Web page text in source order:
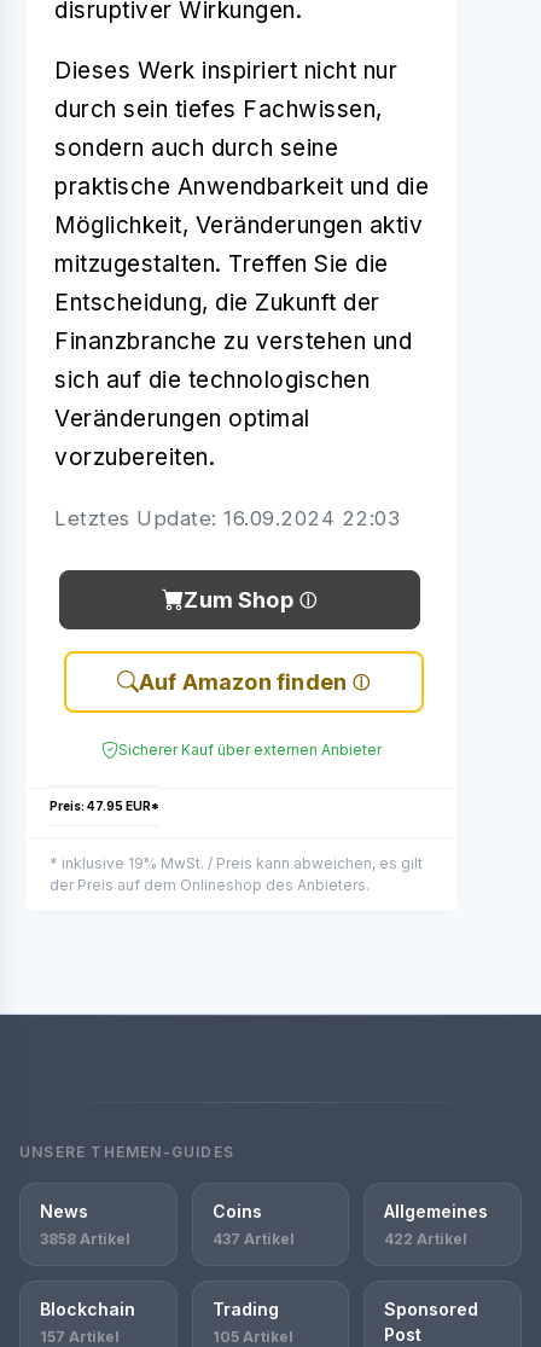
disruptiver Wirkungen.
Dieses Werk inspiriert nicht nur
durch sein tiefes Fachwissen,
sondern auch durch seine
praktische Anwendbarkeit und die
Möglichkeit, Veränderungen aktiv
mitzugestalten. Treffen Sie die
Entscheidung, die Zukunft der
Finanzbranche zu verstehen und
sich auf die technologischen
Veränderungen optimal
vorzubereiten.
Letztes Update: 16.09.2024 22:03
Zum Shop
Auf Amazon finden
Sicherer Kauf über externen Anbieter
Preis: 47.95 EUR*
* inklusive 19% MwSt. / Preis kann abweichen, es gilt
der Preis auf dem Onlineshop des Anbieters.
UNSERE THEMEN-GUIDES
News
3858 Artikel
Coins
437 Artikel
Allgemeines
422 Artikel
Blockchain
157 Artikel
Trading
105 Artikel
Sponsored
Post